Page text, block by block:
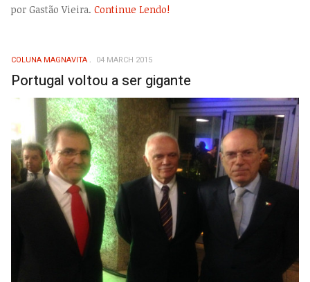
por Gastão Vieira. Continue Lendo!
COLUNA MAGNAVITA 04 MARCH 2015
Portugal voltou a ser gigante